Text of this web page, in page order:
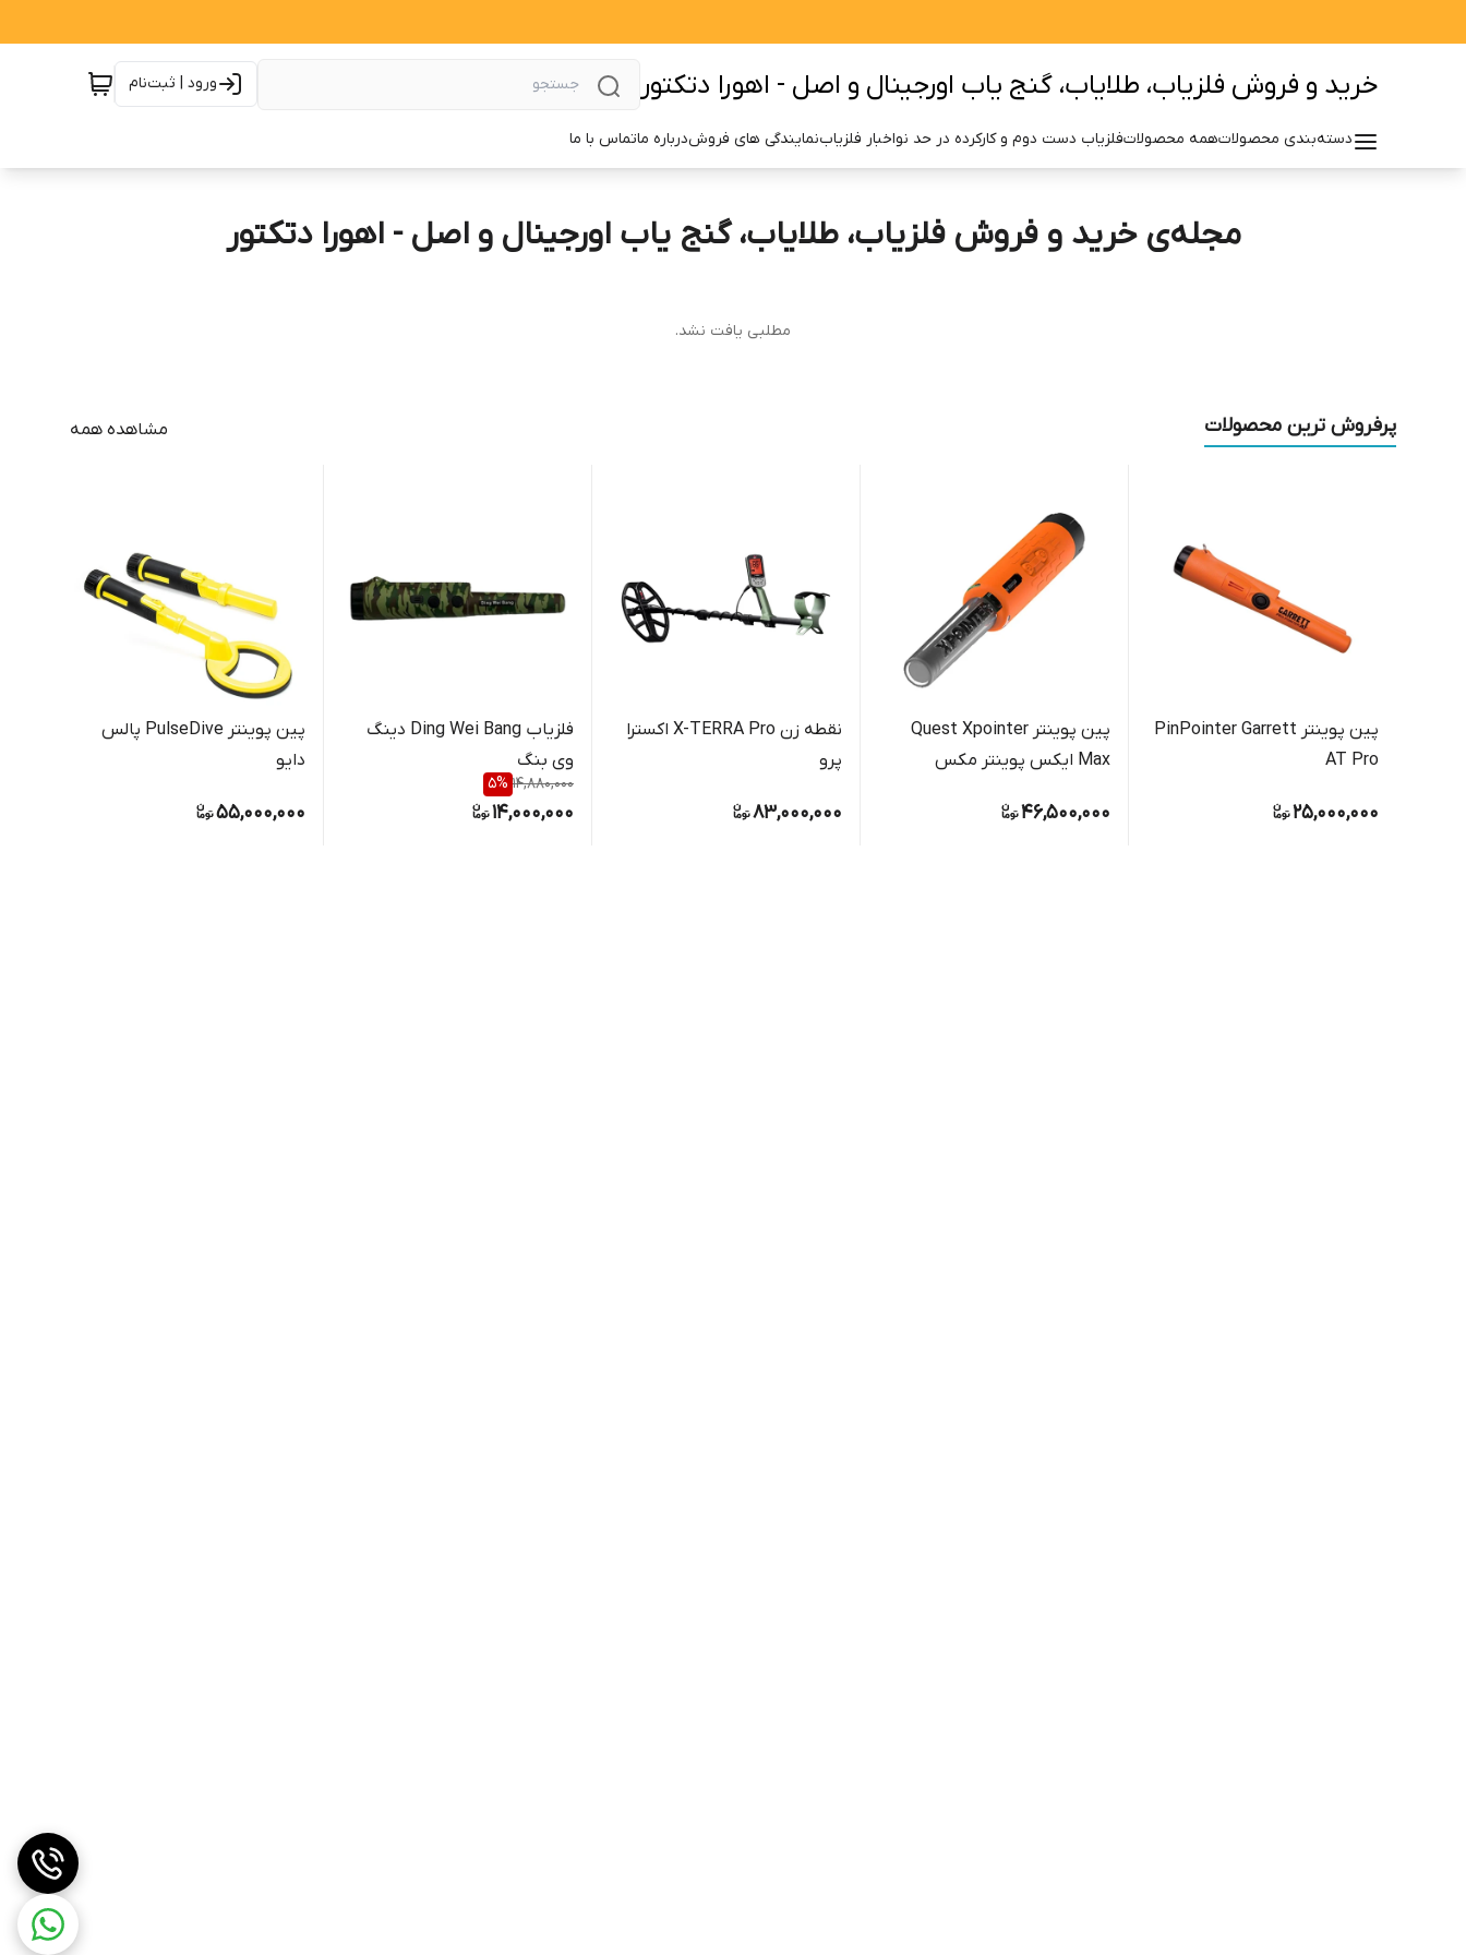
خرید و فروش فلزیاب، طلایاب، گنج یاب اورجینال و اصل - اهورا دتکتور ورود | ثبت‌نام
دسته‌بندی محصولاتهمه محصولاتفلزیاب دست دوم و کارکرده در حد نواخبار فلزیابنمایندگی های فروشدرباره ماتماس با ما
مجله‌ی خرید و فروش فلزیاب، طلایاب، گنج یاب اورجینال و اصل - اهورا دتکتور
مطلبی یافت نشد.
پرفروش ترین محصولات مشاهده همه
پین پوینتر PinPointer Garrett
AT Pro
25,000,000
پین پوینتر Quest Xpointer
Max ایکس پوینتر مکس
46,500,000
نقطه زن X-TERRA Pro اکسترا
پرو
83,000,000
فلزیاب Ding Wei Bang دینگ
وی بنگ
14,880,000
5%
14,000,000
پین پوینتر PulseDive پالس
دایو
55,000,000